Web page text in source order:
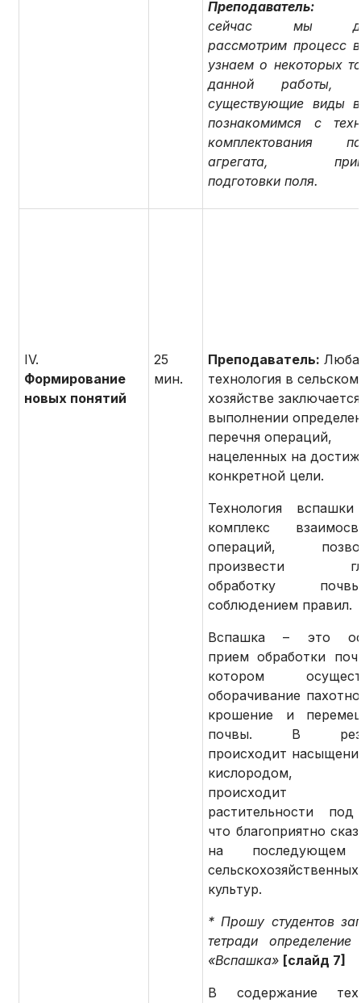
сейчас мы
рассмотрим процесс
узнаем о некоторых
данной работы,
существующие виды
познакомимся с
комплектования
агрегата,
подготовки поля.
IV.
Формирование
новых понятий
25
мин.
Преподаватель:
технология в сельском
хозяйстве
выполнении
перечня операций,
нацеленных на
конкретной цели.
Технология
комплекс
операций,
произвести
обработку
соблюдением правил.
Вспашка – это
прием обработки
котором
оборачивание
крошение и
почвы. В
происходит
кислородом,
происходит
растительности
что благоприятно
на последующем
сельскохозяйственных
культур.
* Прошу студентов
тетради определение
«Вспашка» [слайд 7]
В содержание